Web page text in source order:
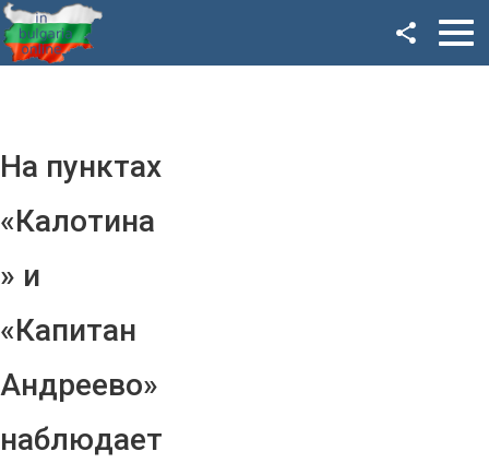
На пунктах
«Калотина
» и
«Капитан
Андреево»
наблюдает